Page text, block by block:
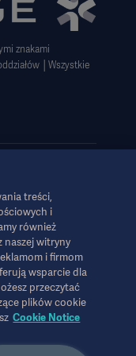
znakami
│Wszystkie
pracowników służby
i mają charakter
i dlatego nie należy
instrukcji
nie ponosi
lub zaniechania
a poleganie na
nie wolno
treści,
i
również
naszej witryny
i firmom
wsparcie dla
przeczytać
plików cookie
Cookie Notice